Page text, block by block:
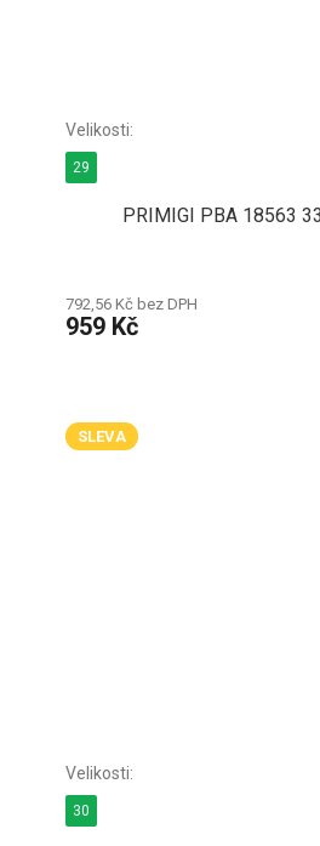
PRIMIGI PBA 18563
792,56 Kč bez DPH
959 Kč
29
SLEVA
30